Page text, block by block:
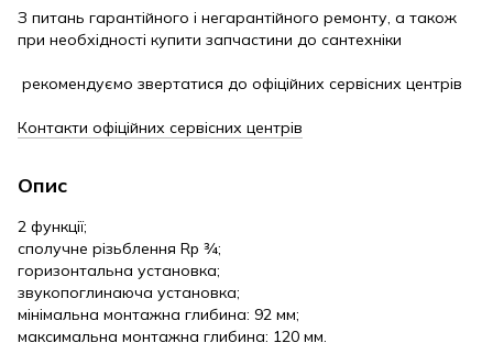
З питань гарантійного і негарантійного ремонту, а також
при необхідності купити запчастини до сантехніки
рекомендуємо звертатися до офіційних сервісних центрів
Контакти офіційних сервісних центрів
Опис
2 функції;
сполучне різьблення Rp ¾;
горизонтальна установка;
звукопоглинаюча установка;
мінімальна монтажна глибина: 92 мм;
максимальна монтажна глибина: 120 мм.